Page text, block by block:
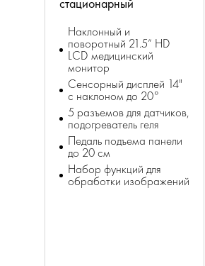
Наклонный и
поворотный 21.5” HD
LCD медицинский
монитор
Сенсорный дисплей 14"
с наклоном до 20°
5 разъемов для датчиков,
подогреватель геля
Педаль подъема панели
до 20 см
Набор функций для
обработки изображений